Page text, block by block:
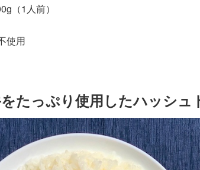
（1人前）
使用
たっぷり使用したハッシュ